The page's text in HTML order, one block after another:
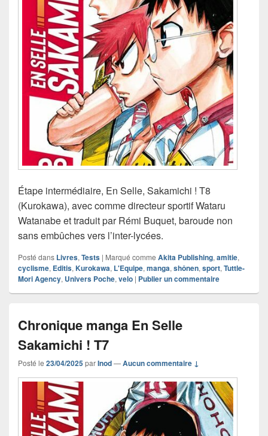
Étape intermédiaire, En Selle, Sakamichi ! T8
(Kurokawa), avec comme directeur sportif Wataru
Watanabe et traduit par Rémi Buquet, baroude non
sans embûches vers l’inter-lycées.
Posté dans Livres, Tests | Marqué comme Akita Publishing, amitie,
cyclisme, Editis, Kurokawa, L'Equipe, manga, shônen, sport, Tuttle-
Mori Agency, Univers Poche, velo | Publier un commentaire
Chronique manga En Selle
Sakamichi ! T7
Posté le 23/04/2025parInod—Aucun commentaire ↓